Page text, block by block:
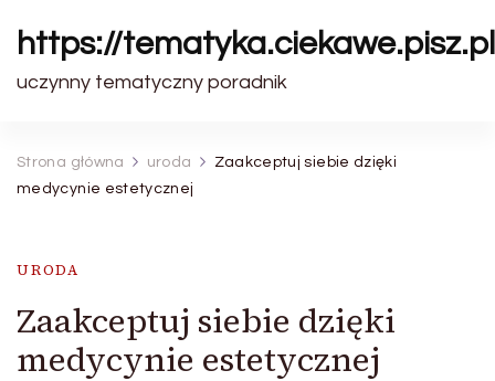
https://tematyka.ciekawe.pisz.pl
uczynny tematyczny poradnik
Strona główna uroda
Zaakceptuj siebie dzięki
medycynie estetycznej
URODA
Zaakceptuj siebie dzięki
medycynie estetycznej